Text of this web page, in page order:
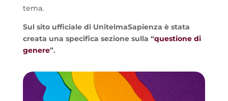
tema.
Sul sito ufficiale di UnitelmaSapienza è stata
creata una specifica sezione sulla “questione di
genere”.